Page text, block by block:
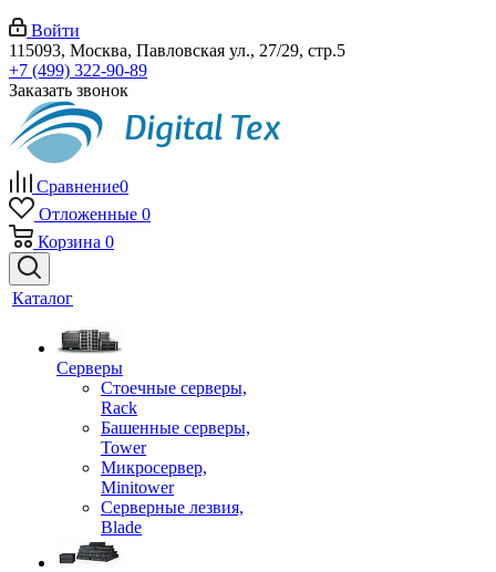
Войти
115093, Москва, Павловская ул., 27/29, стр.5
+7 (499) 322-90-89
Заказать звонок
Сравнение0
Отложенные 0
Корзина 0
Каталог
Серверы
Стоечные серверы,
Rack
Башенные серверы,
Tower
Микросервер,
Minitower
Серверные лезвия,
Blade